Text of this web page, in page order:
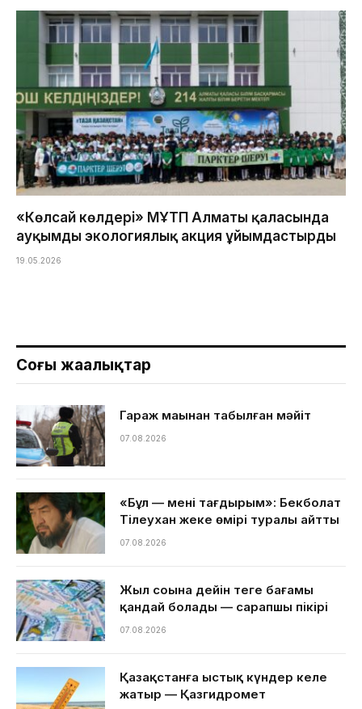
«Көлсай көлдері» МҰТП Алматы қаласында
ауқымды экологиялық акция ұйымдастырды
19.05.2026
Соңғы жаңалықтар
Гараж маңынан табылған мәйіт
07.08.2026
«Бұл — менің тағдырым»: Бекболат
Тілеухан жеке өмірі туралы айтты
07.08.2026
Жыл соңына дейін теңге бағамы
қандай болады — сарапшы пікірі
07.08.2026
Қазақстанға ыстық күндер келе
жатыр — Қазгидромет